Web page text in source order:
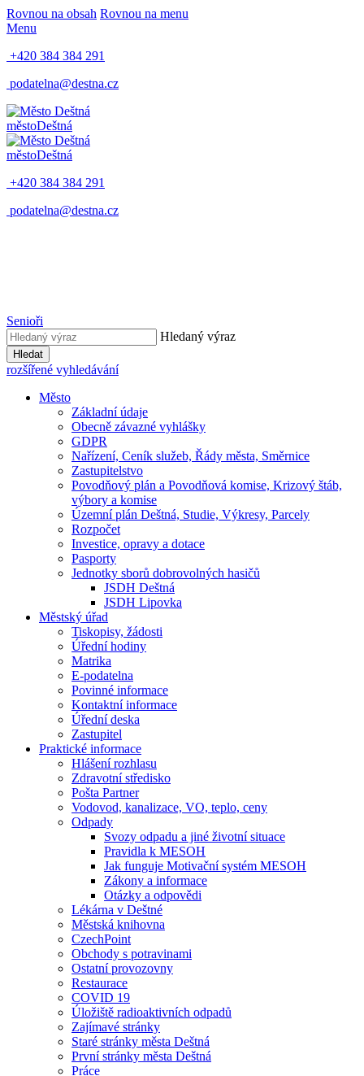
Rovnou na obsah Rovnou na menu
Menu
+420 384 384 291
podatelna@destna.cz
městoDeštná
městoDeštná
+420 384 384 291
podatelna@destna.cz
Senioři
Hledaný výraz
Hledat
rozšířené vyhledávání
Město
Základní údaje
Obecně závazné vyhlášky
GDPR
Nařízení, Ceník služeb, Řády města, Směrnice
Zastupitelstvo
Povodňový plán a Povodňová komise, Krizový štáb,
výbory a komise
Územní plán Deštná, Studie, Výkresy, Parcely
Rozpočet
Investice, opravy a dotace
Pasporty
Jednotky sborů dobrovolných hasičů
JSDH Deštná
JSDH Lipovka
Městský úřad
Tiskopisy, žádosti
Úřední hodiny
Matrika
E-podatelna
Povinné informace
Kontaktní informace
Úřední deska
Zastupitel
Praktické informace
Hlášení rozhlasu
Zdravotní středisko
Pošta Partner
Vodovod, kanalizace, VO, teplo, ceny
Odpady
Svozy odpadu a jiné životní situace
Pravidla k MESOH
Jak funguje Motivační systém MESOH
Zákony a informace
Otázky a odpovědi
Lékárna v Deštné
Městská knihovna
CzechPoint
Obchody s potravinami
Ostatní provozovny
Restaurace
COVID 19
Úložiště radioaktivních odpadů
Zajímavé stránky
Staré stránky města Deštná
První stránky města Deštná
Práce